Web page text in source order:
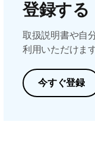
登録する
取扱説明書や自
利用いただけま
今すぐ登録